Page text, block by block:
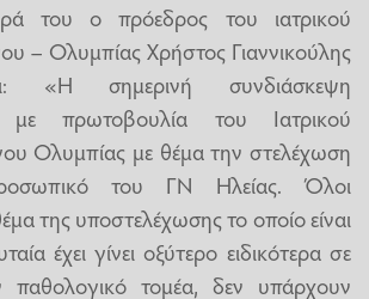
του ο πρόεδρος του ιατρικού
– Ολυμπίας Χρήστος Γιαννικούλης
«Η σημερινή συνδιάσκεψη
με πρωτοβουλία του Ιατρικού
Ολυμπίας με θέμα την στελέχωση
του ΓΝ Ηλείας. Όλοι
της υποστελέχωσης το οποίο είναι
έχει γίνει οξύτερο ειδικότερα σε
παθολογικό τομέα, δεν υπάρχουν